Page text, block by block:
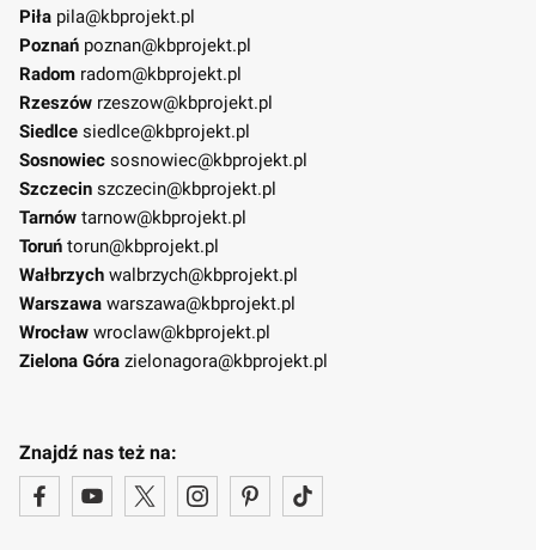
Piła pila@kbprojekt.pl
Poznań poznan@kbprojekt.pl
Radom radom@kbprojekt.pl
Rzeszów rzeszow@kbprojekt.pl
Siedlce siedlce@kbprojekt.pl
Sosnowiec sosnowiec@kbprojekt.pl
Szczecin szczecin@kbprojekt.pl
Tarnów tarnow@kbprojekt.pl
Toruń torun@kbprojekt.pl
Wałbrzych walbrzych@kbprojekt.pl
Warszawa warszawa@kbprojekt.pl
Wrocław wroclaw@kbprojekt.pl
Zielona Góra zielonagora@kbprojekt.pl
Znajdź nas też na: